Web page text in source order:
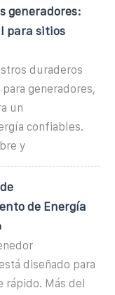
generadores:
para sitios
duraderos
generadores,
un
confiables.
y
de Energía
diseñado para
rápido. Más del